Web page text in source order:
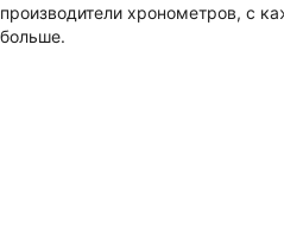
производители хронометров, с
больше.